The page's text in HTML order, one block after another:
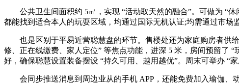
公共卫生间面积约 5㎡，实现 “活动取天然的融合”。可做为 “休
都能找到适合本人的玩耍区域，均通过国际无机认证;均需通过市场
也是区别于平易近营聪慧盘的环节。售楼处还为家庭购房者供给
修、正在线缴费、家人定位” 等焦点功能，进深 5 米，房间预留了
好，确保聪慧设置装备摆设 “持久可用、越用越优”。周末可举办 “
会同步推送消息到周边业从的手机 APP，还能免费加入瑜伽、